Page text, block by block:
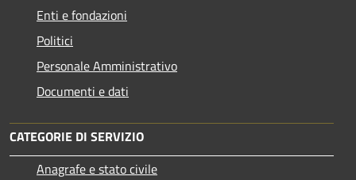
Enti e fondazioni
Politici
Personale Amministrativo
Documenti e dati
CATEGORIE DI SERVIZIO
Anagrafe e stato civile